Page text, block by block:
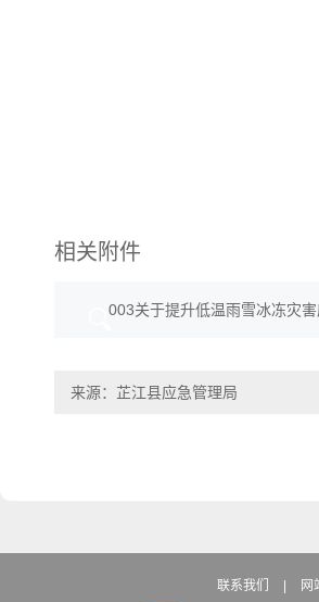
相关附件
003关于提升低温雨雪冰冻灾
来源：芷江县应急管理局
联系我们 网